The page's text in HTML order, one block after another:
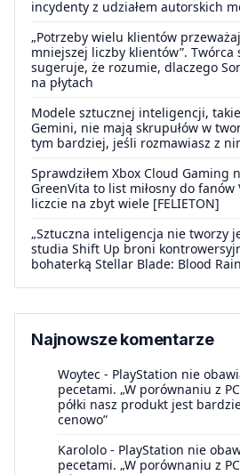
incydenty z udziałem autorskich
„Potrzeby wielu klientów
mniejszej liczby klientów”. Twórca
sugeruje, że rozumie, dlaczego
na płytach
Modele sztucznej inteligencji,
Gemini, nie mają skrupułów w
tym bardziej, jeśli rozmawiasz z
Sprawdziłem Xbox Cloud Gaming
GreenVita to list miłosny do
liczcie na zbyt wiele [FELIETON]
„Sztuczna inteligencja nie tworzy
studia Shift Up broni
bohaterką Stellar Blade: Blood Rain
Najnowsze komentarze
Woytec - PlayStation nie
pecetami. „W porównaniu z
półki nasz produkt jest
cenowo”
Karololo - PlayStation nie
pecetami. „W porównaniu z